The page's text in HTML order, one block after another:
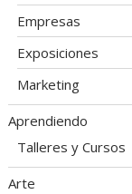
Empresas
Exposiciones
Marketing
Aprendiendo
Talleres y Cursos
Arte